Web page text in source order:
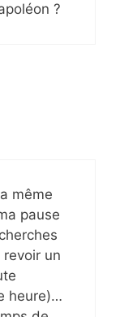
?
même
pause
un
heure)…